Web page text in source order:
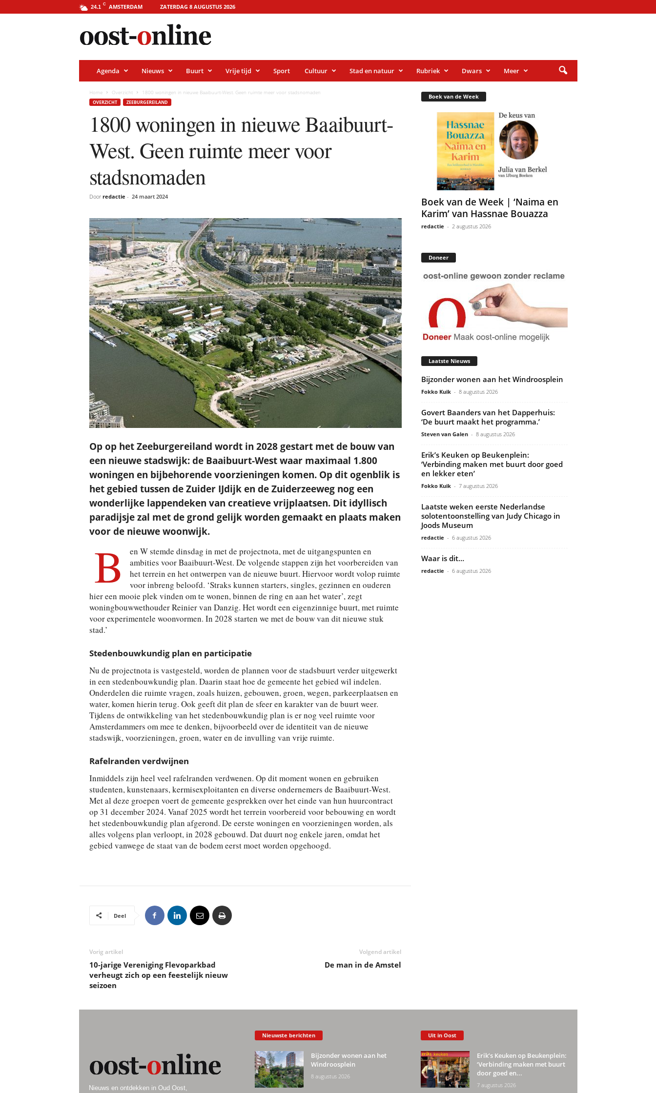
24.1 C AMSTERDAM ZATERDAG 8 AUGUSTUS 2026
o
o
-
o
l
e
Agenda Nieuws Buurt Vrije tijd Sport Cultuur Stad en natuur Rubriek Dwars Meer
Home Overzicht 1800 woningen in nieuwe Baaibuurt-West. Geen ruimte meer voor stadsnomaden
OVERZICHT ZEEBURGEREILAND
1800 woningen in nieuwe Baaibuurt-
West. Geen ruimte meer voor
stadsnomaden
Door redactie - 24 maart 2024
Op op het Zeeburgereiland wordt in 2028 gestart met de bouw van
een nieuwe stadswijk: de Baaibuurt-West waar maximaal 1.800
woningen en bijbehorende voorzieningen komen. Op dit ogenblik is
het gebied tussen de Zuider IJdijk en de Zuiderzeeweg nog een
wonderlijke lappendeken van creatieve vrijplaatsen. Dit idyllisch
paradijsje zal met de grond gelijk worden gemaakt en plaats maken
voor de nieuwe woonwijk.
B
en W stemde dinsdag in met de projectnota, met de uitgangspunten en
ambities voor Baaibuurt-West. De volgende stappen zijn het voorbereiden van
het terrein en het ontwerpen van de nieuwe buurt. Hiervoor wordt volop ruimte
voor inbreng beloofd. ‘Straks kunnen starters, singles, gezinnen en ouderen
hier een mooie plek vinden om te wonen, binnen de ring en aan het water’, zegt
woningbouwwethouder Reinier van Danzig. Het wordt een eigenzinnige buurt, met ruimte
voor experimentele woonvormen. In 2028 starten we met de bouw van dit nieuwe stuk
stad.’
Stedenbouwkundig plan en participatie
Nu de projectnota is vastgesteld, worden de plannen voor de stadsbuurt verder uitgewerkt
in een stedenbouwkundig plan. Daarin staat hoe de gemeente het gebied wil indelen.
Onderdelen die ruimte vragen, zoals huizen, gebouwen, groen, wegen, parkeerplaatsen en
water, komen hierin terug. Ook geeft dit plan de sfeer en karakter van de buurt weer.
Tijdens de ontwikkeling van het stedenbouwkundig plan is er nog veel ruimte voor
Amsterdammers om mee te denken, bijvoorbeeld over de identiteit van de nieuwe
stadswijk, voorzieningen, groen, water en de invulling van vrije ruimte.
Rafelranden verdwijnen
Inmiddels zijn heel veel rafelranden verdwenen. Op dit moment wonen en gebruiken
studenten, kunstenaars, kermisexploitanten en diverse ondernemers de Baaibuurt-West.
Met al deze groepen voert de gemeente gesprekken over het einde van hun huurcontract
op 31 december 2024. Vanaf 2025 wordt het terrein voorbereid voor bebouwing en wordt
het stedenbouwkundig plan afgerond. De eerste woningen en voorzieningen worden, als
alles volgens plan verloopt, in 2028 gebouwd. Dat duurt nog enkele jaren, omdat het
gebied vanwege de staat van de bodem eerst moet worden opgehoogd.
Deel
Vorig artikel
10-jarige Vereniging Flevoparkbad
verheugt zich op een feestelijk nieuw
seizoen
Volgend artikel
De man in de Amstel
Boek van de Week
Boek van de Week | ‘Naima en
Karim’ van Hassnae Bouazza
redactie - 2 augustus 2026
Doneer
Laatste Nieuws
Bijzonder wonen aan het Windroosplein
Fokko Kuik - 8 augustus 2026
Govert Baanders van het Dapperhuis:
‘De buurt maakt het programma.’
Steven van Galen - 8 augustus 2026
Erik’s Keuken op Beukenplein:
‘Verbinding maken met buurt door goed
en lekker eten’
Fokko Kuik - 7 augustus 2026
Laatste weken eerste Nederlandse
solotentoonstelling van Judy Chicago in
Joods Museum
redactie - 6 augustus 2026
Waar is dit…
redactie - 6 augustus 2026
Nieuws en ontdekken in Oud Oost,
Nieuwste berichten
Bijzonder wonen aan het
Windroosplein
8 augustus 2026
Uit in Oost
Erik’s Keuken op Beukenplein:
‘Verbinding maken met buurt
door goed en...
7 augustus 2026